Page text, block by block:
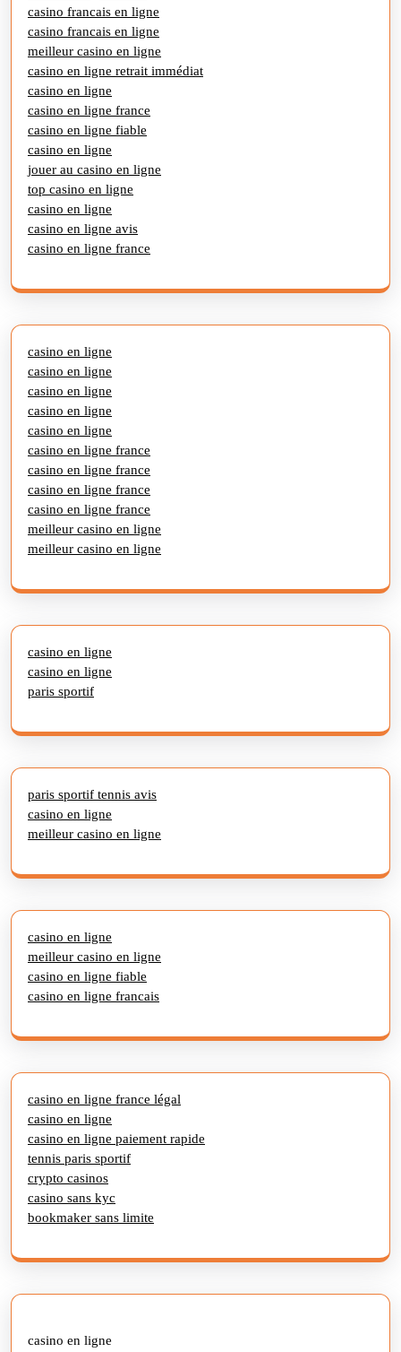
casino francais en ligne
casino francais en ligne
meilleur casino en ligne
casino en ligne retrait immédiat
casino en ligne
casino en ligne france
casino en ligne fiable
casino en ligne
jouer au casino en ligne
top casino en ligne
casino en ligne
casino en ligne avis
casino en ligne france
casino en ligne
casino en ligne
casino en ligne
casino en ligne
casino en ligne
casino en ligne france
casino en ligne france
casino en ligne france
casino en ligne france
meilleur casino en ligne
meilleur casino en ligne
casino en ligne
casino en ligne
paris sportif
paris sportif tennis avis
casino en ligne
meilleur casino en ligne
casino en ligne
meilleur casino en ligne
casino en ligne fiable
casino en ligne francais
casino en ligne france légal
casino en ligne
casino en ligne paiement rapide
tennis paris sportif
crypto casinos
casino sans kyc
bookmaker sans limite
casino en ligne